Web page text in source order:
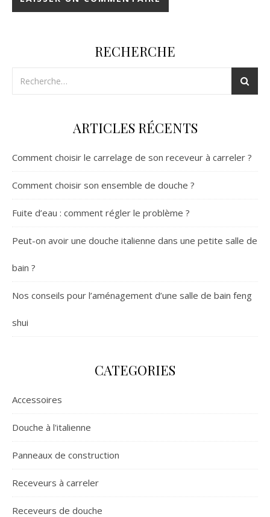
RECHERCHE
ARTICLES RÉCENTS
Comment choisir le carrelage de son receveur à carreler ?
Comment choisir son ensemble de douche ?
Fuite d’eau : comment régler le problème ?
Peut-on avoir une douche italienne dans une petite salle de
bain ?
Nos conseils pour l’aménagement d’une salle de bain feng
shui
CATEGORIES
Accessoires
Douche à l'italienne
Panneaux de construction
Receveurs à carreler
Receveurs de douche